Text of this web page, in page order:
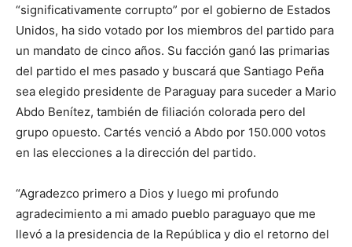
“significativamente corrupto” por el gobierno de Estados
Unidos, ha sido votado por los miembros del partido para
un mandato de cinco años. Su facción ganó las primarias
del partido el mes pasado y buscará que Santiago Peña
sea elegido presidente de Paraguay para suceder a Mario
Abdo Benítez, también de filiación colorada pero del
grupo opuesto. Cartés venció a Abdo por 150.000 votos
en las elecciones a la dirección del partido.
“Agradezco primero a Dios y luego mi profundo
agradecimiento a mi amado pueblo paraguayo que me
llevó a la presidencia de la República y dio el retorno del